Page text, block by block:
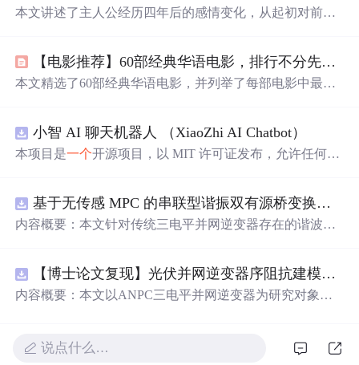
本文讲述了主人公经历四年后的感情变化，从起初对前任
们如何在磨合中找到自我。
【电影推荐】60部经典华语电影，排行不分先后！
本文精选了60部经典华语电影，并列举了每部电影中最令
小智 AI 聊天机器人 （XiaoZhi AI Chatbot）
本项目是一个开源项目，以 MIT 许可证发布，允许任何人
速发展的大语言模型应用到实际的硬件设备中。无论你是
对 AI 感兴趣的学生，还是想要探索新技术的开发者，都可
基于无传感 MPC 的串联型谐振双有源桥变换器动态性能优化（Simulink仿真实现）
内容概要：本文针对传统三电平并网逆变器存在的谐波含
高性能并网控制策略。该策略融合了双极性倍频脉宽调制
（DPWMA）、正负序分离锁相技术和电网电压前馈控
及动态扰动等多种工况下进行验证，结果表明该复合控制
策略能显著降低并网电流谐波，提升锁相精度，有效抑制
【博士论文复现】光伏并网逆变器序阻抗建模、扫频辨识与弱电网交互稳定性分析【阻抗建模、验证扫频法】（Matlab代码、Simulink仿真实现）
内容概要：本文以ANPC三电平并网逆变器为研究对象，
通过对ANPC拓扑结构的分析，阐明其在开关损耗均衡、
说点什么…